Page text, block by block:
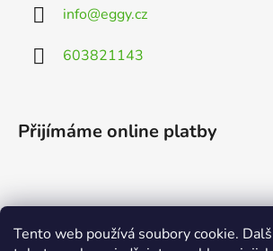
Tento web používá soubory cookie.
info@eggy.cz
603821143
Přijímáme online platby